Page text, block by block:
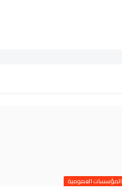
المؤسسات العمومية